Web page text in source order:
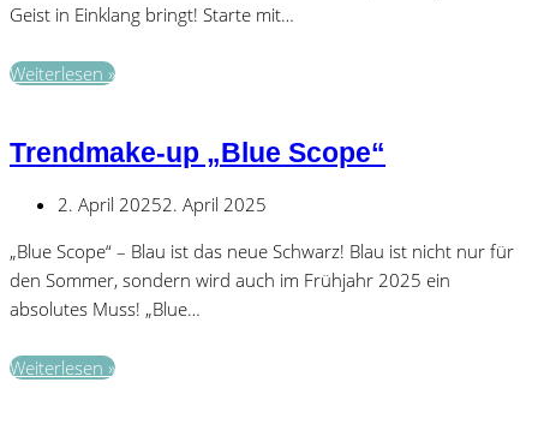
Geist in Einklang bringt! Starte mit…
Weiterlesen »Einladung
(D)ein
Tag
für
Körper
&
Trendmake-up „Blue Scope“
2. April 20252. April 2025
„Blue Scope“ – Blau ist das neue Schwarz! Blau ist nicht nur für
den Sommer, sondern wird auch im Frühjahr 2025 ein
absolutes Muss! „Blue…
Weiterlesen »Trendmake-